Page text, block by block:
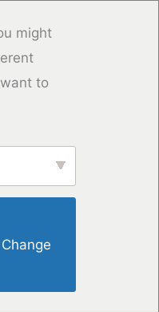
might
to